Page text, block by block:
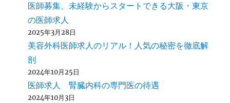
医師募集、未経験からスタートできる大阪・東京
の医師求人
2025年3月28日
美容外科医師求人のリアル！人気の秘密を徹底解
剖
2024年10月25日
医師求人 腎臓内科の専門医の待遇
2024年10月3日